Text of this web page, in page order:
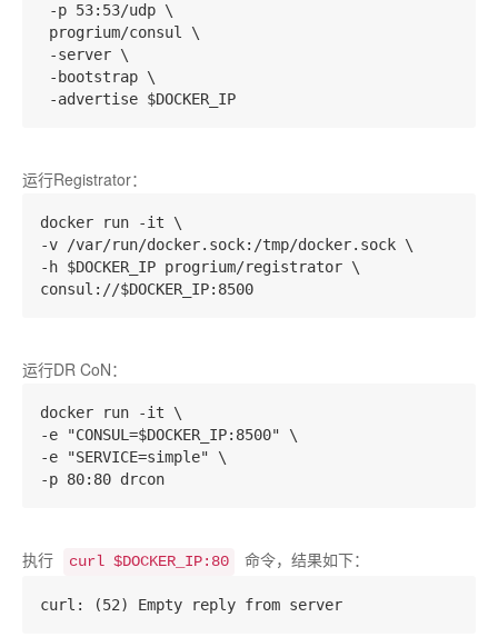
-p 53:53/udp \
progrium/consul \
-server \
-bootstrap \
运行Registrator：
docker run -it \
-v /var/run/docker.sock:/tmp/docker.sock \
-h $DOCKER_IP progrium/registrator \
运行DR CoN：
docker run -it \
-e "CONSUL=$DOCKER_IP:8500" \
-e "SERVICE=simple" \
执行 curl $DOCKER_IP:80 命令，结果如下：